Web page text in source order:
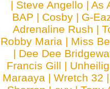
| Steve Angello |As
BAP | Cosby | G-
Adrenaline Rush |
Robby Maria | Miss
| Dee Dee
Francis Gill | Unheilig
Maraaya | Wretch 32